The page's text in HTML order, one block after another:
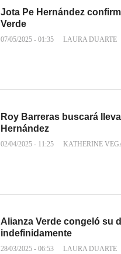
Jota Pe Hernández
Verde
07/05/2025 - 01:35 LAURA DUARTE
Roy Barreras buscará
Hernández
02/04/2025 - 11:25 KATHERINE
Alianza Verde congeló su
indefinidamente
28/03/2025 - 06:53 LAURA DUARTE